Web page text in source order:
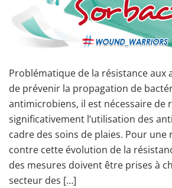
Problématique de la résistance aux
de prévenir la propagation de
antimicrobiens, il est nécessaire de
significativement l’utilisation des
cadre des soins de plaies. Pour une
contre cette évolution de la
des mesures doivent être prises à
secteur des […]